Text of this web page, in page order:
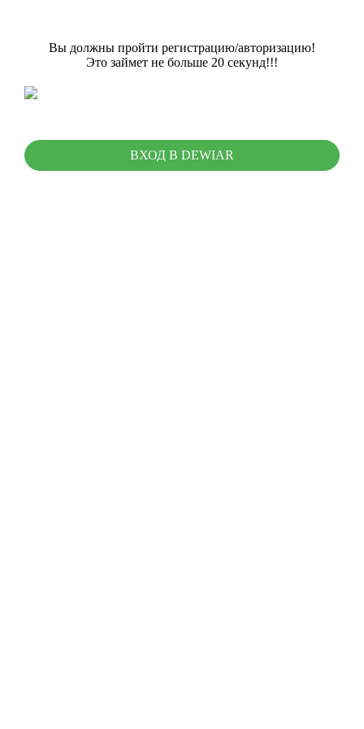
Вы должны пройти регистрацию/авторизацию!
Это займет не больше 20 секунд!!!
ВХОД В DEWIAR